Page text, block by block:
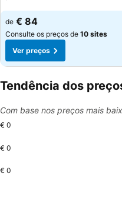
Ver preços
de € 84
Consulte os preços de 10 sites
Ver preços
Tendência dos
Com base nos preços mais
€ 0
€ 0
€ 0